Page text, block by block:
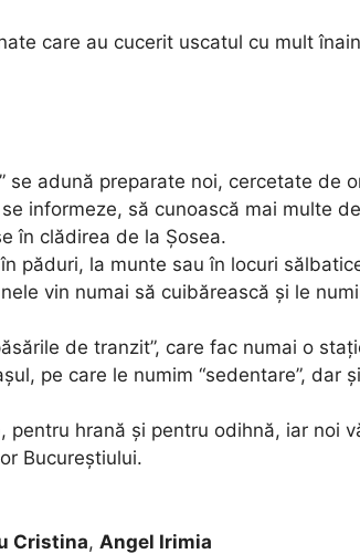
care au cucerit uscatul cu mult
se adună preparate noi, cercetate de
informeze, să cunoască mai multe
în clădirea de la Şosea.
păduri, la munte sau în locuri
vin numai să cuibărească şi le
de tranzit”, care fac numai o
pe care le numim “sedentare”, dar
hrană şi pentru odihnă, iar noi
Bucureştiului.
Cristina, Angel Irimia